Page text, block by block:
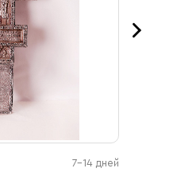
7-14 дней